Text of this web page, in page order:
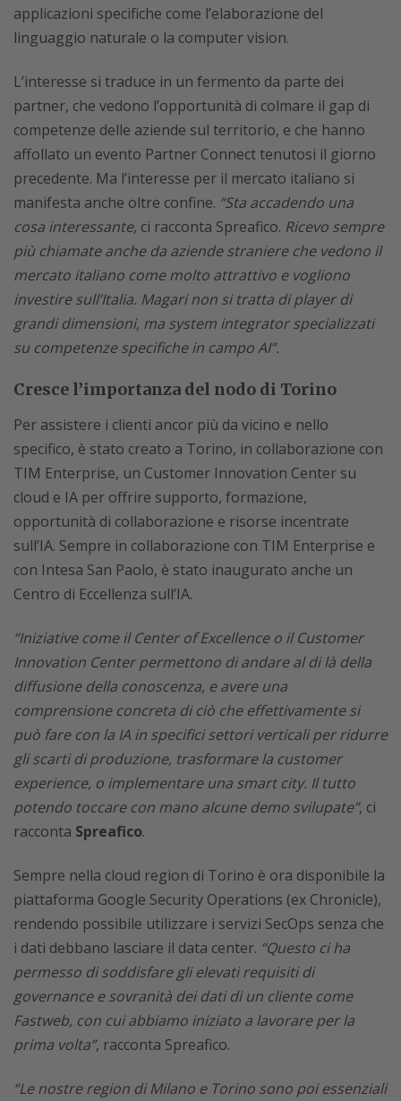
applicazioni specifiche come l’elaborazione del
linguaggio naturale o la computer vision.
L’interesse si traduce in un fermento da parte dei
partner, che vedono l’opportunità di colmare il gap di
competenze delle aziende sul territorio, e che hanno
affollato un evento Partner Connect tenutosi il giorno
precedente. Ma l’interesse per il mercato italiano si
manifesta anche oltre confine. “Sta accadendo una
cosa interessante, ci racconta Spreafico. Ricevo sempre
più chiamate anche da aziende straniere che vedono il
mercato italiano come molto attrattivo e vogliono
investire sull’Italia. Magari non si tratta di player di
grandi dimensioni, ma system integrator specializzati
su competenze specifiche in campo AI”.
Cresce l’importanza del nodo di Torino
Per assistere i clienti ancor più da vicino e nello
specifico, è stato creato a Torino, in collaborazione con
TIM Enterprise, un Customer Innovation Center su
cloud e IA per offrire supporto, formazione,
opportunità di collaborazione e risorse incentrate
sull’IA. Sempre in collaborazione con TIM Enterprise e
con Intesa San Paolo, è stato inaugurato anche un
Centro di Eccellenza sull’IA.
“Iniziative come il Center of Excellence o il Customer
Innovation Center permettono di andare al di là della
diffusione della conoscenza, e avere una
comprensione concreta di ciò che effettivamente si
può fare con la IA in specifici settori verticali per ridurre
gli scarti di produzione, trasformare la customer
experience, o implementare una smart city. Il tutto
potendo toccare con mano alcune demo svilupate”, ci
racconta Spreafico.
Sempre nella cloud region di Torino è ora disponibile la
piattaforma Google Security Operations (ex Chronicle),
rendendo possibile utilizzare i servizi SecOps senza che
i dati debbano lasciare il data center. “Questo ci ha
permesso di soddisfare gli elevati requisiti di
governance e sovranità dei dati di un cliente come
Fastweb, con cui abbiamo iniziato a lavorare per la
prima volta”, racconta Spreafico.
“Le nostre region di Milano e Torino sono poi essenziali